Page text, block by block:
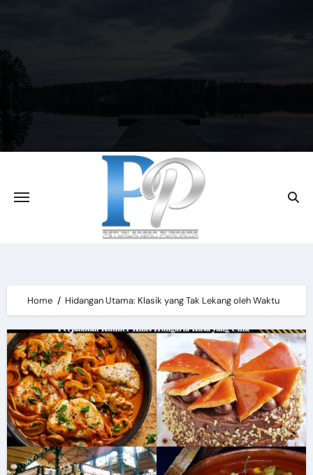
content
Home Hidangan Utama: Klasik yang Tak Lekang oleh Waktu